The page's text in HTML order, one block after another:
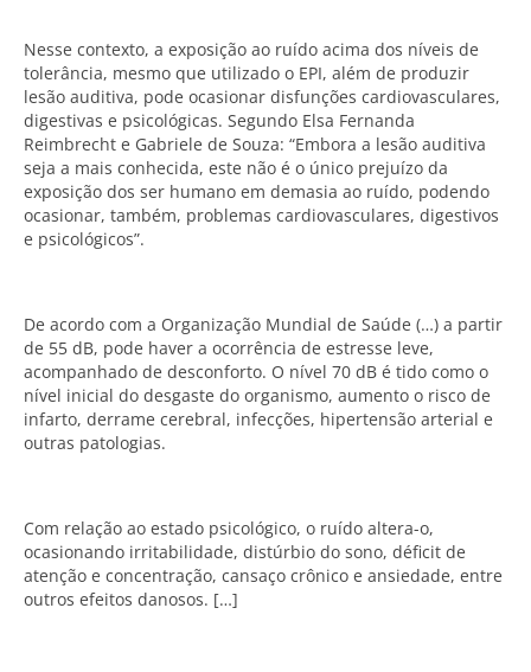
Nesse contexto, a exposição ao ruído acima dos níveis de
tolerância, mesmo que utilizado o EPI, além de produzir
lesão auditiva, pode ocasionar disfunções cardiovasculares,
digestivas e psicológicas. Segundo Elsa Fernanda
Reimbrecht e Gabriele de Souza: “Embora a lesão auditiva
seja a mais conhecida, este não é o único prejuízo da
exposição dos ser humano em demasia ao ruído, podendo
ocasionar, também, problemas cardiovasculares, digestivos
e psicológicos”.
De acordo com a Organização Mundial de Saúde (…) a partir
de 55 dB, pode haver a ocorrência de estresse leve,
acompanhado de desconforto. O nível 70 dB é tido como o
nível inicial do desgaste do organismo, aumento o risco de
infarto, derrame cerebral, infecções, hipertensão arterial e
outras patologias.
Com relação ao estado psicológico, o ruído altera-o,
ocasionando irritabilidade, distúrbio do sono, déficit de
atenção e concentração, cansaço crônico e ansiedade, entre
outros efeitos danosos. […]